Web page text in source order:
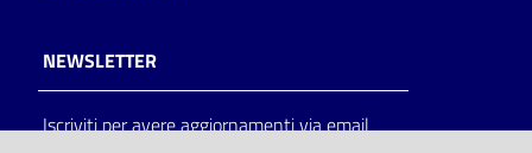
NEWSLETTER
Iscriviti per avere aggiornamenti via email